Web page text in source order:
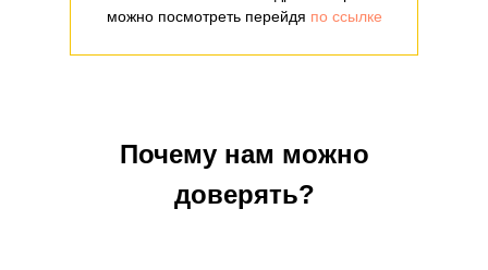
можно посмотреть перейдя по ссылке
Почему нам можно
доверять?